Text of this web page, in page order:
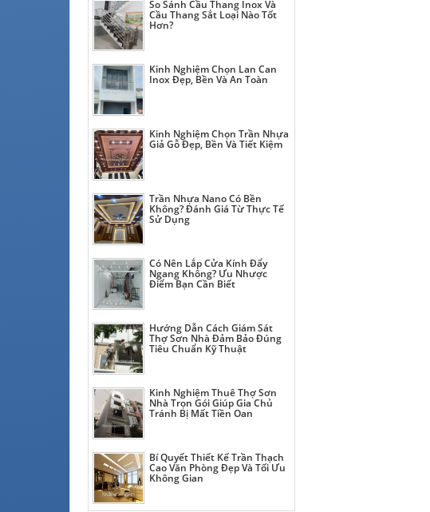
So Sánh Cầu Thang Inox Và
Cầu Thang Sắt Loại Nào Tốt
Hơn?
Kinh Nghiệm Chọn Lan Can
Inox Đẹp, Bền Và An Toàn
Kinh Nghiệm Chọn Trần Nhựa
Giả Gỗ Đẹp, Bền Và Tiết Kiệm
Trần Nhựa Nano Có Bền
Không? Đánh Giá Từ Thực Tế
Sử Dụng
Có Nên Lắp Cửa Kính Đẩy
Ngang Không? Ưu Nhược
Điểm Bạn Cần Biết
Hướng Dẫn Cách Giám Sát
Thợ Sơn Nhà Đảm Bảo Đúng
Tiêu Chuẩn Kỹ Thuật
Kinh Nghiệm Thuê Thợ Sơn
Nhà Trọn Gói Giúp Gia Chủ
Tránh Bị Mất Tiền Oan
Bí Quyết Thiết Kế Trần Thạch
Cao Văn Phòng Đẹp Và Tối Ưu
Không Gian